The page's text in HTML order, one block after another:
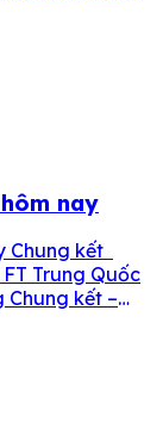
nay
Chung kết
Trung Quốc
Chung kết –